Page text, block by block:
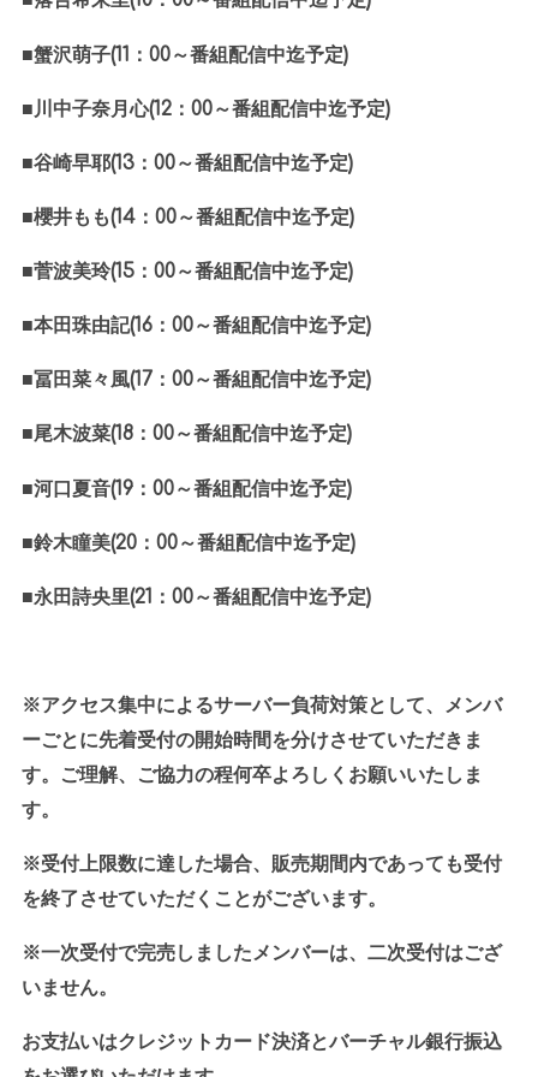
■蟹沢萌子(11 ： 00～番組配信中迄予定)
■川中子奈月心(12： 00～番組配信中迄予定)
■谷崎早耶(13： 00～番組配信中迄予定)
■櫻井もも(14： 00～番組配信中迄予定)
■菅波美玲(15： 00～番組配信中迄予定)
■本田珠由記(16： 00～番組配信中迄予定)
■冨田菜々風(17： 00～番組配信中迄予定)
■尾木波菜(18： 00～番組配信中迄予定)
■河口夏音(19： 00～番組配信中迄予定)
■鈴木瞳美(20： 00～番組配信中迄予定)
■永田詩央里(21 ： 00～番組配信中迄予定)
※アクセス集中によるサーバー負荷対策として、メンバ
ーごとに先着受付の開始時間を分けさせていただきま
す。ご理解、ご協力の程何卒よろしくお願いいたしま
す。
※受付上限数に達した場合、販売期間内であっても受付
を終了させていただくことがございます。
※一次受付で完売しましたメンバーは、二次受付はござ
いません。
お支払いはクレジットカード決済とバーチャル銀行振込